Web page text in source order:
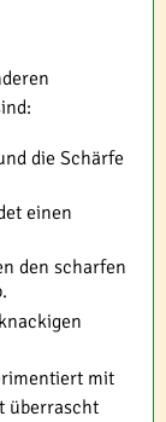
die Schärfe
einen
den scharfen
mit
überrascht